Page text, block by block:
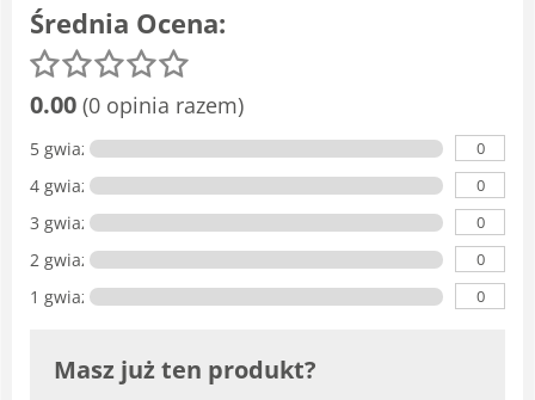
Średnia Ocena:
0.00 (0 opinia razem)
5 gwiazdka 0
4 gwiazdki 0
3 gwiazdki 0
2 gwiazdki 0
1 gwiazdka 0
Masz już ten produkt?